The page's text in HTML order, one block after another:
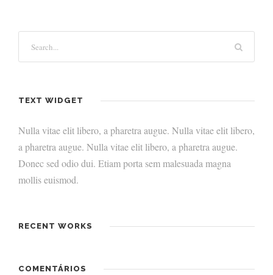
TEXT WIDGET
Nulla vitae elit libero, a pharetra augue. Nulla vitae elit libero,
a pharetra augue. Nulla vitae elit libero, a pharetra augue.
Donec sed odio dui. Etiam porta sem malesuada magna
mollis euismod.
RECENT WORKS
COMENTÁRIOS